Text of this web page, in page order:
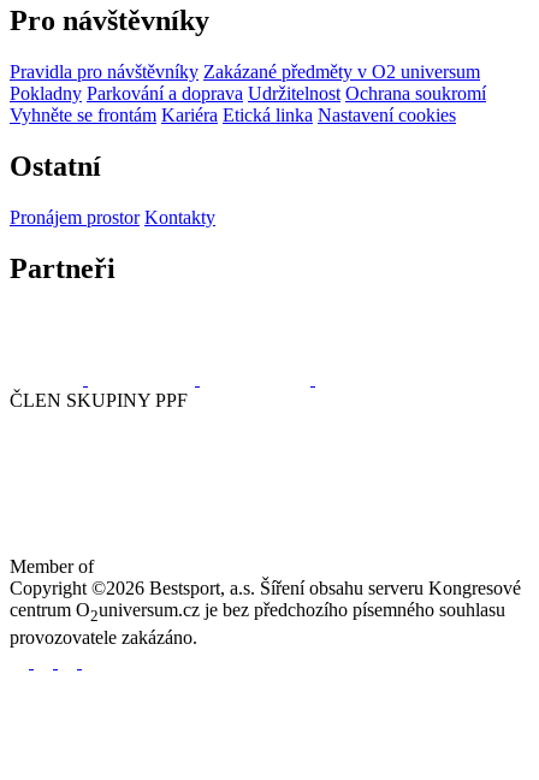
Pro návštěvníky
Pravidla pro návštěvníky Zakázané předměty v O2 universum
Pokladny Parkování a doprava Udržitelnost Ochrana soukromí
Vyhněte se frontám Kariéra Etická linka Nastavení cookies
Ostatní
Pronájem prostor Kontakty
Partneři
ČLEN SKUPINY PPF
Member of
Copyright ©2026 Bestsport, a.s. Šíření obsahu serveru Kongresové
centrum O2universum.cz je bez předchozího písemného souhlasu
provozovatele zakázáno.